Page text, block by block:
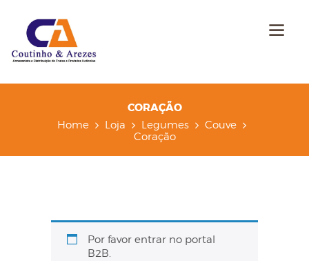
CORAÇÃO
Home Loja Legumes
Couve
Coração
Por favor entrar no portal
B2B.